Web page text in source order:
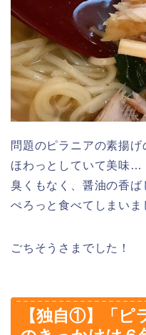
問題のピラニアの素揚
ほわっとしていて美味…
臭くもなく、醤油の香
ぺろっと食べてしまいま
ごちそうさまでした！
【独自①】「ピ